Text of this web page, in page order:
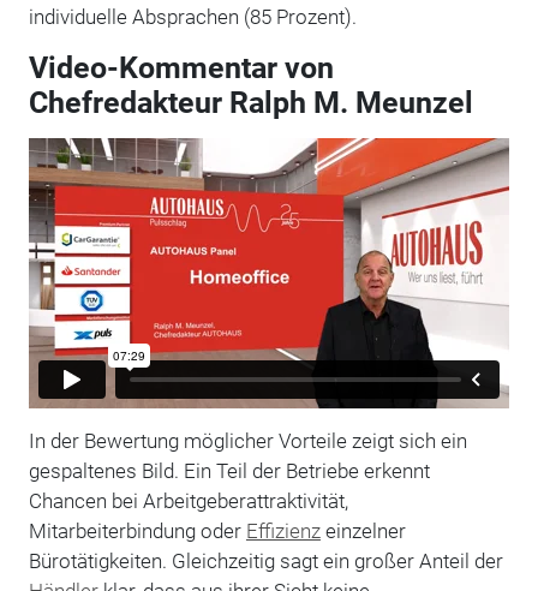
individuelle Absprachen (85 Prozent).
Video-Kommentar von
Chefredakteur Ralph M. Meunzel
In der Bewertung möglicher Vorteile zeigt sich ein
gespaltenes Bild. Ein Teil der Betriebe erkennt
Chancen bei Arbeitgeberattraktivität,
Mitarbeiterbindung oder Effizienzeinzelner
Bürotätigkeiten. Gleichzeitig sagt ein großer Anteil der